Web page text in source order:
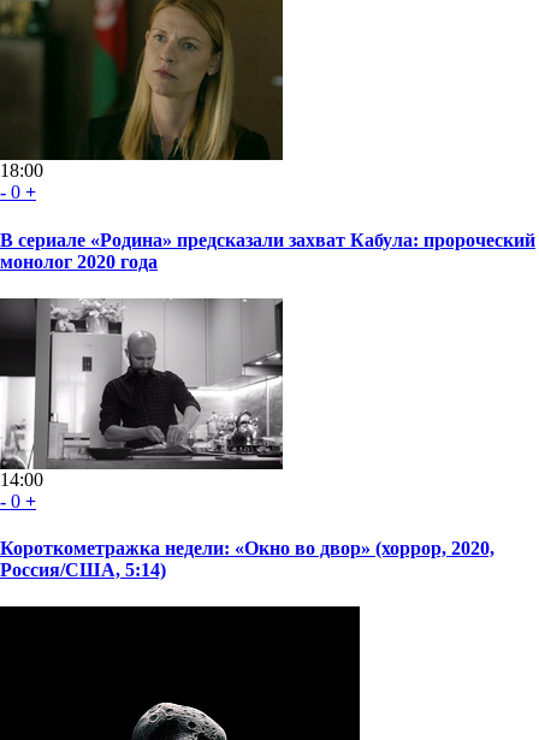
18:00
- 0 +
В сериале «Родина» предсказали захват Кабула: пророческий
монолог 2020 года
14:00
- 0 +
Короткометражка недели: «Окно во двор» (хоррор, 2020,
Россия/США, 5:14)